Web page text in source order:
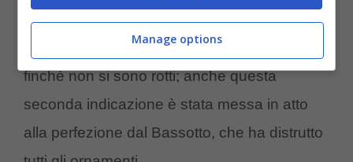
Natale dall’albero per giocarci. Laseconda
consiste nel divertirsi con gli addobbi
finché non si sono rotti; anche questa
seconda indicazione è stata messa in atto
alla perfezione dal Bassotto, che ha distrutto
Manage options